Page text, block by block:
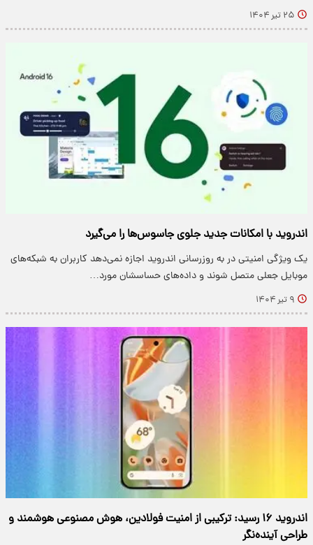
۲۵ تیر ۱۴۰۴
اندروید با امکانات جدید جلوی جاسوس‌ها را می‌گیرد
یک ویژگی امنیتی در به روزرسانی اندروید اجازه نمی‌دهد کاربران به شبکه‌های
موبایل جعلی متصل شوند و داده‌های حساسشان مورد…
۹ تیر ۱۴۰۴
اندروید ۱۶ رسید: ترکیبی از امنیت فولادین، هوش مصنوعی هوشمند و
طراحی آینده‌نگر